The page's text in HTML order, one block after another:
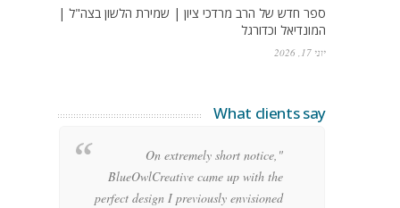
ספר חדש של הרב מרדכי ציון | שמירת הלשון בצה"ל |
המונדיאל וכדורגל
יוני 17, 2026
What clients say
"On extremely short notice,
BlueOwlCreative came up with the
perfect design I previously envisioned